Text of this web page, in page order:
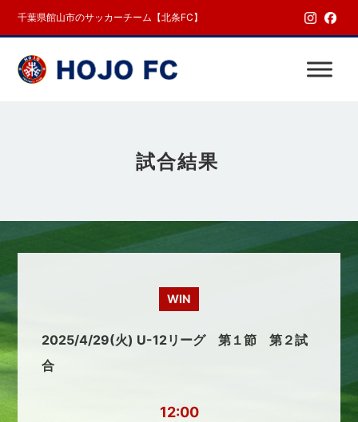
千葉県館山市のサッカーチーム【北条FC】
試合結果
WIN
2025/4/29(火) U-12リーグ 第１節 第２試
合
12:00